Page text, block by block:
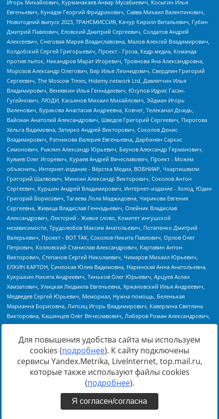
https://minjust.gov.ru/uploaded/files/reestr-
inostrannyih-agentov-22-03-2024.pdfданные на22.03.2024
Для повышения удобства сайта мы используем
cookies (подробнее). К сайту подключены
сервисы Yandex.Metrika, LiveInternet, top.mail.ru,
которые также используют файлы cookies
(подробнее).
Я согласен/согласна